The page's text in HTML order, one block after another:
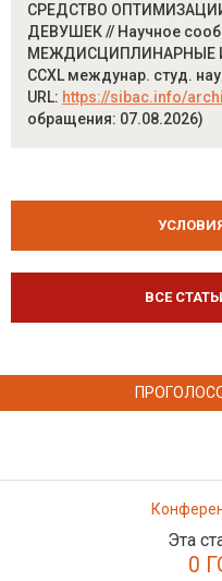
СРЕДСТВО
ДЕВУШЕК // Научное
МЕЖДИСЦИПЛИНАРНЫЕ
CCXL междунар. студ.
URL: https://sibac.info/
обращения: 07.08.2026)
ВСЕ
Эта
0